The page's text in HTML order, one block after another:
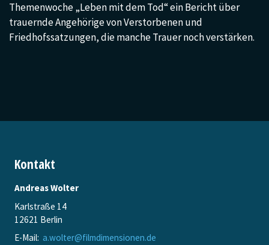
Themenwoche „Leben mit dem Tod“ ein Bericht über
trauernde Angehörige von Verstorbenen und
Friedhofssatzungen, die manche Trauer noch verstärken.
Kontakt
Andreas Wolter
Karlstraße 14
12621 Berlin
E-Mail: a.wolter@filmdimensionen.de